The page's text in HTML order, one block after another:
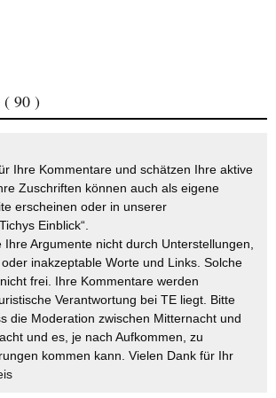
( 90 )
Ihre Kommentare und schätzen Ihre aktive
Zuschriften können auch als eigene
erscheinen oder in unserer
Einblick“.
Ihre Argumente nicht durch Unterstellungen,
inakzeptable Worte und Links. Solche
frei. Ihre Kommentare werden
Verantwortung bei TE liegt. Bitte
die Moderation zwischen Mitternacht und
und es, je nach Aufkommen, zu
kommen kann. Vielen Dank für Ihr